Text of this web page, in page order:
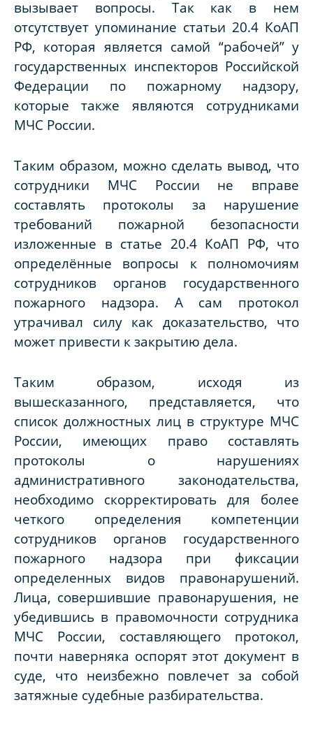
вызывает вопросы. Так как в нем
отсутствует упоминание статьи 20.4 КоАП
РФ, которая является самой “рабочей” у
государственных инспекторов Российской
Федерации по пожарному надзору,
которые также являются сотрудниками
МЧС России.
Таким образом, можно сделать вывод, что
сотрудники МЧС России не вправе
составлять протоколы за нарушение
требований пожарной безопасности
изложенные в статье 20.4 КоАП РФ, что
определённые вопросы к полномочиям
сотрудников органов государственного
пожарного надзора. А сам протокол
утрачивал силу как доказательство, что
может привести к закрытию дела.
Таким образом, исходя из
вышесказанного, представляется, что
список должностных лиц в структуре МЧС
России, имеющих право составлять
протоколы о нарушениях
административного законодательства,
необходимо скорректировать для более
четкого определения компетенции
сотрудников органов государственного
пожарного надзора при фиксации
определенных видов правонарушений.
Лица, совершившие правонарушения, не
убедившись в правомочности сотрудника
МЧС России, составляющего протокол,
почти наверняка оспорят этот документ в
суде, что неизбежно повлечет за собой
затяжные судебные разбирательства.